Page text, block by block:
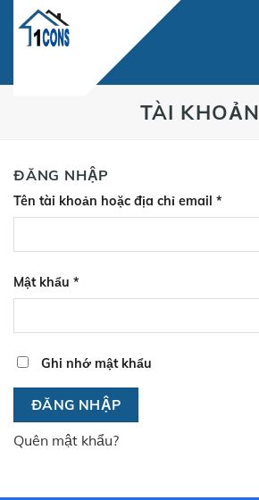
TÀI KHOẢN
ĐĂNG NHẬP
Tên tài khoản hoặc địa chỉ email *
Mật khẩu *
Ghi nhớ mật khẩu
ĐĂNG NHẬP
Quên mật khẩu?